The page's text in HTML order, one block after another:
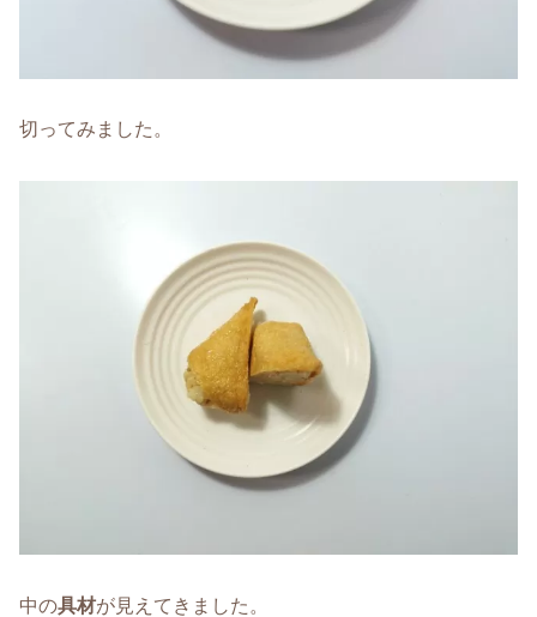
切ってみました。
中の具材が見えてきました。